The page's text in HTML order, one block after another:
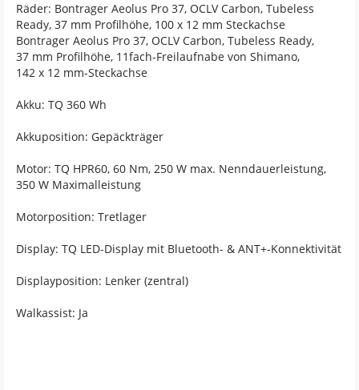
Räder: Bontrager Aeolus Pro 37, OCLV Carbon, Tubeless
Ready, 37 mm Profilhöhe, 100 x 12 mm Steckachse
Bontrager Aeolus Pro 37, OCLV Carbon, Tubeless Ready,
37 mm Profilhöhe, 11fach-Freilaufnabe von Shimano,
142 x 12 mm-Steckachse
Akku: TQ 360 Wh
Akkuposition: Gepäckträger
Motor: TQ HPR60, 60 Nm, 250 W max. Nenndauerleistung,
350 W Maximalleistung
Motorposition: Tretlager
Display: TQ LED-Display mit Bluetooth- & ANT+-Konnektivität
Displayposition: Lenker (zentral)
Walkassist: Ja